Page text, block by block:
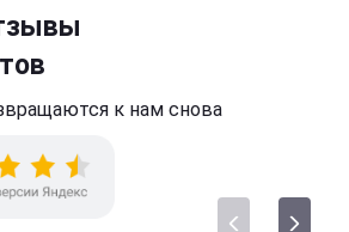
к нам снова